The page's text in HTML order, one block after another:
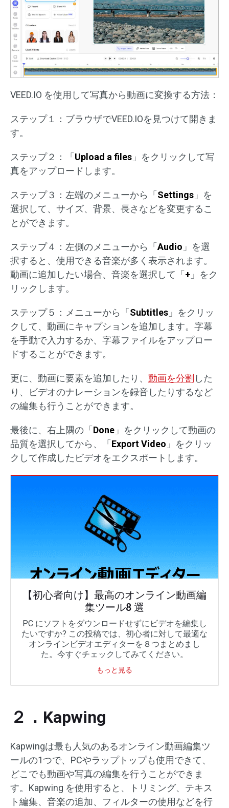
VEED.IO を使用して写真から動画に変換する方法：
ステップ１：ブラウザでVEED.IOを見つけて開きま
す。
ステップ２：「 Upload a files 」をクリックして写
真をアップロードします。
ステップ３：左端のメニューから「 Settings 」を
選択して、サイズ、背景、長さなどを変更するこ
とができます。
ステップ４：左側のメニューから「Audio 」を選
択すると、使用できる音楽が多く表示されます。
動画に追加したい場合、音楽を選択して「 + 」をク
リックします。
ステップ５：メニューから「 Subtitles 」をクリッ
クして、動画にキャプションを追加します。字幕
を手動で入力するか、字幕ファイルをアップロー
ドすることができます。
更に、動画に要素を追加したり、 動画を分割 した
り、ビデオのナレーションを録音したりするなど
の編集も行うことができます。
最後に、右上隅の「 Done 」をクリックして動画の
品質を選択してから、「 Export Video 」をクリッ
クして作成したビデオをエクスポートします。
【初心者向け】最高のオンライン動画編
集ツール8 選
PC にソフトをダウンロードせずにビデオを編集し
たいですか? この投稿では、初心者に対して最適な
オンラインビデオエディターを８つまとめまし
た。今すぐチェックしてみてください。
もっと見る
２．Kapwing
Kapwingは最も人気のあるオンライン動画編集ツ
ールの1つで、PCやラップトップも使用できて、
どこでも動画や写真の編集を行うことができま
す。Kapwing を使用すると、トリミング、テキス
ト編集、音楽の追加、フィルターの使用などを行